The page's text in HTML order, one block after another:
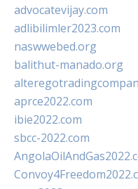
advocatevijay.com
adlibilimler2023.com
naswwebed.org
balithut-manado.org
aprce2022.com
ibie2022.com
sbcc-2022.com